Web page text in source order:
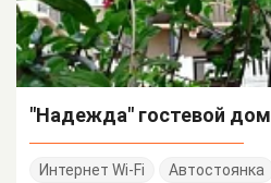
"Надежда" гостевой дом
Интернет Wi-Fi Автостоянка